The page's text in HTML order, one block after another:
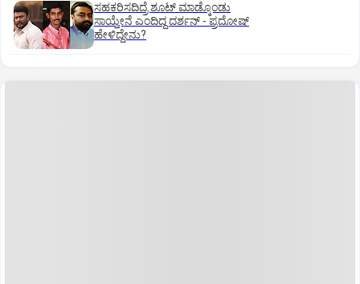
ಸಹಕರಿಸದಿದ್ರೆ ಶೂಟ್‌ ಮಾಡ್ಕೊಂಡು
ಸಾಯ್ತೇನೆ ಎಂದಿದ್ದ ದರ್ಶನ್‌ - ಪ್ರದೋಷ್‌
ಹೇಳಿದ್ದೇನು?